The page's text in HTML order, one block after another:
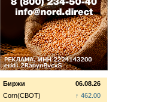
Биржи
06.08.26
Corn(CBOT)
↑ 462.00